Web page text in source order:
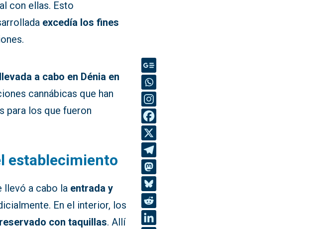
con ellas. Esto
excedía los fines
a cabo en Dénia en
cannábicas que han
para los que fueron
establecimiento
llevó a cabo la entrada y
En el interior, los
con taquillas. Allí